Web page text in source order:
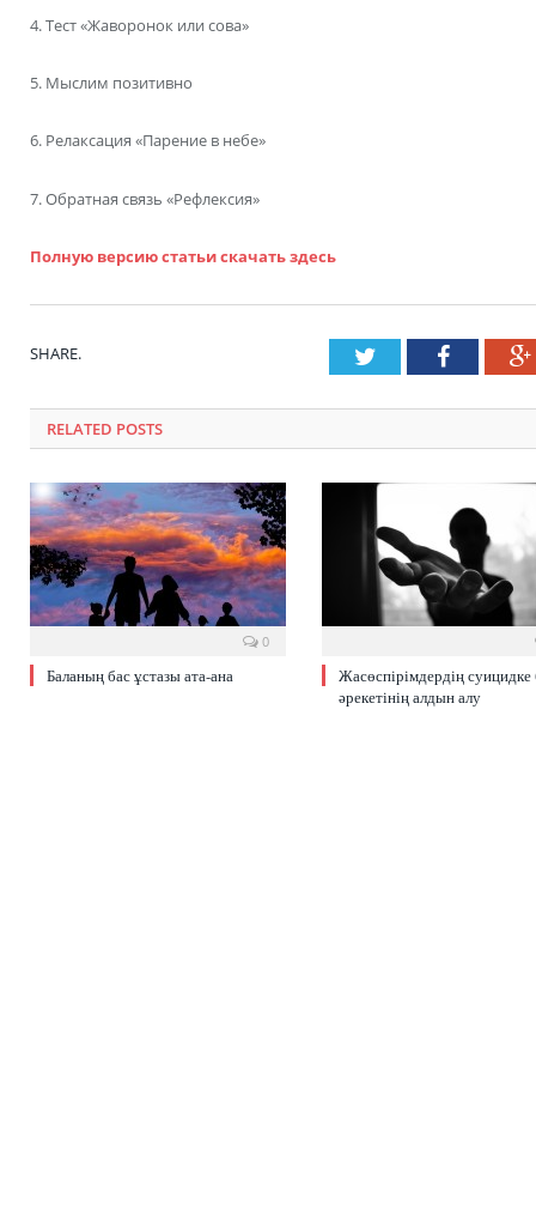
4. Тест «Жаворонок или сова»
5. Мыслим позитивно
6. Релаксация «Парение в небе»
7. Обратная связь «Рефлексия»
Полную версию статьи скачать здесь
SHARE. Twitter
RELATED POSTS
0
Баланың бас ұстазы ата-ана
Жасөспірімдердің суицидке
әрекетінің алдын алу